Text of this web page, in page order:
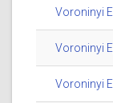
Voroninyi
Voroninyi
Voroninyi